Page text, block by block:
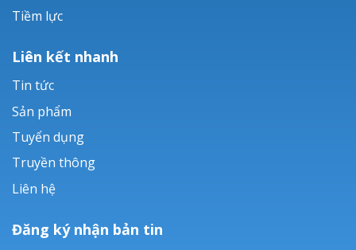
Tiềm lực
Liên kết nhanh
Tin tức
Sản phẩm
Tuyển dụng
Truyền thông
Liên hệ
Đăng ký nhận bản tin